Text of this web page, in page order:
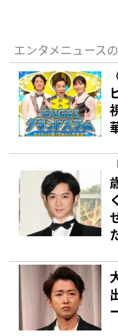
エンタメニュース